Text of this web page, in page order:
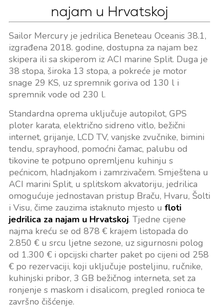
najam u Hrvatskoj
Sailor Mercury je jedrilica Beneteau Oceanis 38.1,
izgrađena 2018. godine, dostupna za najam bez
skipera ili sa skiperom iz ACI marine Split. Duga je
38 stopa, široka 13 stopa, a pokreće je motor
snage 29 KS, uz spremnik goriva od 130 l i
spremnik vode od 230 l.
Standardna oprema uključuje autopilot, GPS
ploter karata, električno sidreno vitlo, bežični
internet, grijanje, LCD TV, vanjske zvučnike, bimini
tendu, sprayhood, pomoćni čamac, palubu od
tikovine te potpuno opremljenu kuhinju s
pećnicom, hladnjakom i zamrzivačem. Smještena u
ACI marini Split, u splitskom akvatoriju, jedrilica
omogućuje jednostavan pristup Braču, Hvaru, Šolti
i Visu, čime zauzima istaknuto mjesto u floti
jedrilica za najam u Hrvatskoj. Tjedne cijene
najma kreću se od 878 € krajem listopada do
2.850 € u srcu ljetne sezone, uz sigurnosni polog
od 1.300 € i opcijski charter paket po cijeni od 258
€ po rezervaciji, koji uključuje posteljinu, ručnike,
kuhinjski pribor, 3 GB bežičnog interneta, set za
ronjenje s maskom i disalicom, pregled ronioca te
završno čišćenje.